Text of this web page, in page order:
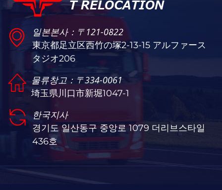
일본본사：〒121-0822
東京都足立区西竹の塚2-13-15 アルファース
タジオ206
물류창고：〒334-0061
埼玉県川口市新堀1047-1
한국지사
경기도 일산동구 중앙로 1079 더리브스타일
436호